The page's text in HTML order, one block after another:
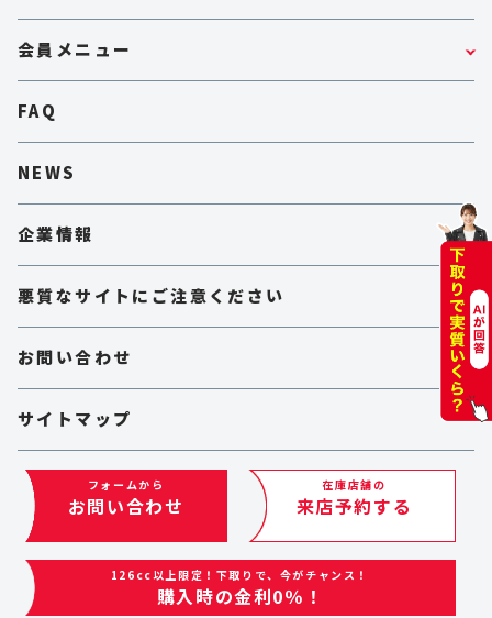
フォームから
お問い合わせ
在庫店舗の
来店予約する
126cc以上限定！下取りで、今がチャンス！
購入時の金利0％！
会員メニュー
FAQ
NEWS
企業情報
悪質なサイトにご注意ください
お問い合わせ
サイトマップ
取材申込フォーム
LIVE!査定（ROOMS）
Copyright © BIKE O & COMPANY Ltd. All rights reserved.